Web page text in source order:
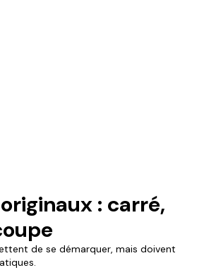
: carré,
de se démarquer, mais doivent